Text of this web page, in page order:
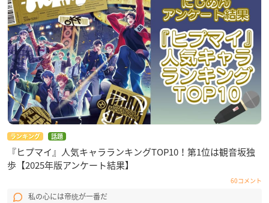
ランキング 話題
『ヒプマイ』人気キャラランキングTOP10！第1位は観音坂独
歩【2025年版アンケート結果】
60コメント
私の心には帝统が一番だ